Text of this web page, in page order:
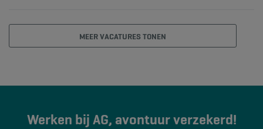
MEER VACATURES TONEN
Werken bij AG, avontuur verzekerd!